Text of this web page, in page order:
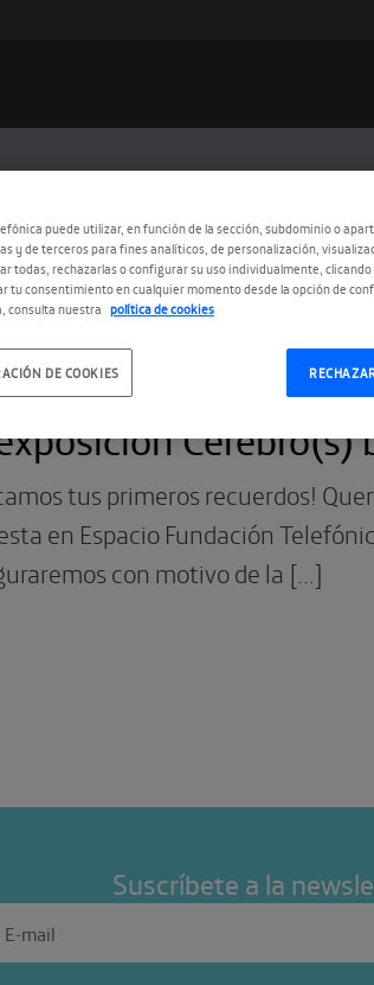
tus primeros recuerdos!
en Espacio Fundación
con motivo de la […]
Suscríbete a la
puede utilizar, en función de la sección, subdominio o
y de terceros para fines analíticos, de personalización,
todas, rechazarlas o configurar su uso individualmente,
tu consentimiento en cualquier momento desde la opción de
consulta nuestra política de cookies
DE COOKIES